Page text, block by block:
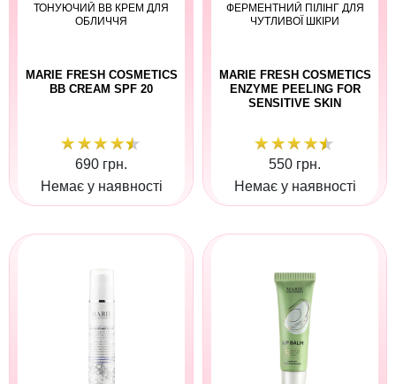
ТОНУЮЧИЙ ВВ КРЕМ ДЛЯ
ОБЛИЧЧЯ
MARIE FRESH COSMETICS
BB CREAM SPF 20
690 грн.
Немає у наявності
ФЕРМЕНТНИЙ ПІЛІНГ ДЛЯ
ЧУТЛИВОЇ ШКІРИ
MARIE FRESH COSMETICS
ENZYME PEELING FOR
SENSITIVE SKIN
550 грн.
Немає у наявності